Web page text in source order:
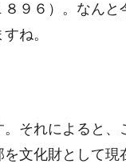
９６）。なん
ね。
それによると
文化財として